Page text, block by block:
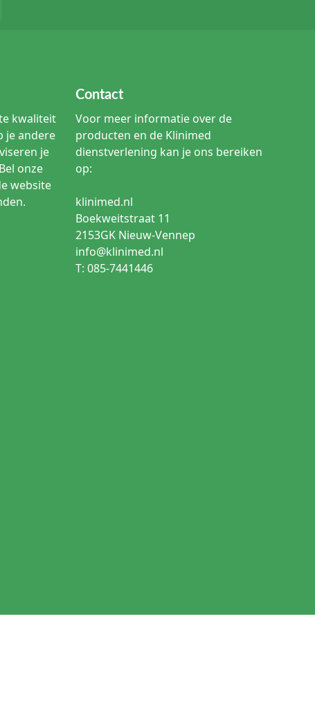
kwaliteit
je andere
je
onze
website
Contact
Voor meer informatie over de
producten en de Klinimed
dienstverlening kan je ons bereiken
op:
klinimed.nl
Boekweitstraat 11
2153GK Nieuw-Vennep
info@klinimed.nl
T: 085-7441446